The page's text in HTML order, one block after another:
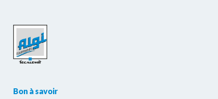
Bon à savoir